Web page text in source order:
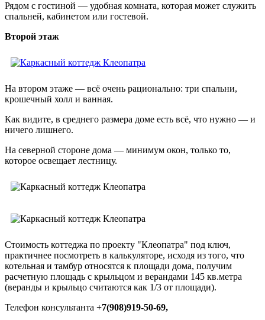
Рядом с гостиной — удобная комната, которая может служить
спальней, кабинетом или гостевой.
Второй этаж
На втором этаже — всё очень рационально: три спальни,
крошечный холл и ванная.
Как видите, в среднего размера доме есть всё, что нужно — и
ничего лишнего.
На северной стороне дома — минимум окон, только то,
которое освещает лестницу.
Стоимость коттеджа по проекту "Клеопатра" под ключ,
практичнее посмотреть в калькуляторе, исходя из того, что
котельная и тамбур относятся к площади дома, получим
расчетную площадь с крыльцом и верандами 145 кв.метра
(веранды и крыльцо считаются как 1/3 от площади).
Телефон консультанта +7(908)919-50-69,